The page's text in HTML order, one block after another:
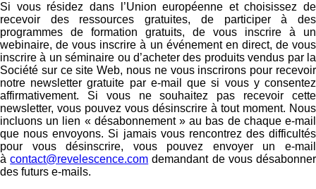
Si vous résidez dans l’Union européenne et choisissez de
recevoir des ressources gratuites, de participer à des
programmes de formation gratuits, de vous inscrire à un
webinaire, de vous inscrire à un événement en direct, de vous
inscrire à un séminaire ou d’acheter des produits vendus par la
Société sur ce site Web, nous ne vous inscrirons pour recevoir
notre newsletter gratuite par e-mail que si vous y consentez
affirmativement. Si vous ne souhaitez pas recevoir cette
newsletter, vous pouvez vous désinscrire à tout moment. Nous
incluons un lien « désabonnement » au bas de chaque e-mail
que nous envoyons. Si jamais vous rencontrez des difficultés
pour vous désinscrire, vous pouvez envoyer un e-mail
àcontact@revelescence.com demandant de vous désabonner
des futurs e-mails.